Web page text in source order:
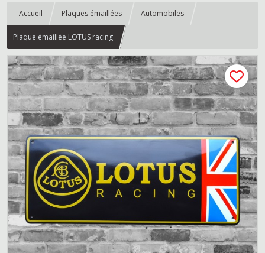
Accueil Plaques émaillées Automobiles
Plaque émaillée LOTUS racing